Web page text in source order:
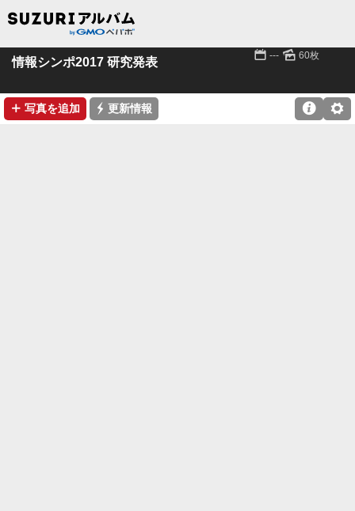
情報シンポ2017 研究発表 📅 --- 🌄 60枚
➕ 写真を追加 ⚡ 更新情報 ⚙
